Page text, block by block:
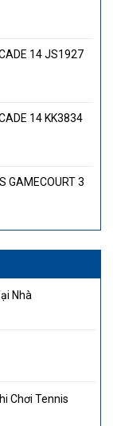
14 JS1927
14 KK3834
GAMECOURT 3
Nhà
Chơi Tennis